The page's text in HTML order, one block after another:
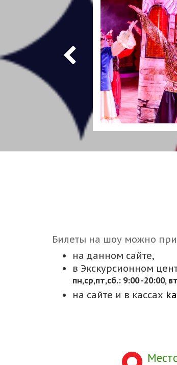
Билеты на шоу можно
на данном сайте,
в Экскурсионном
пн,cр,пт,сб.: 9:00 -20:00,
на сайте и в кассах